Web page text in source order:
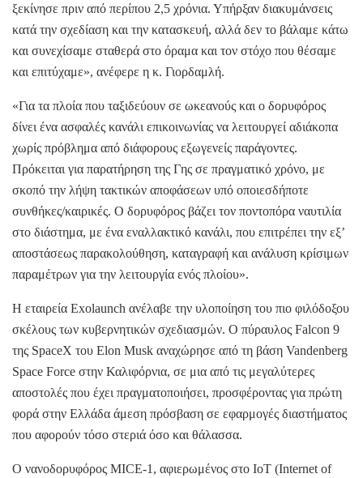
ξεκίνησε πριν από περίπου 2,5 χρόνια. Υπήρξαν διακυμάνσεις
κατά την σχεδίαση και την κατασκευή, αλλά δεν το βάλαμε κάτω
και συνεχίσαμε σταθερά στο όραμα και τον στόχο που θέσαμε
και επιτύχαμε», ανέφερε η κ. Γιορδαμλή.
«Για τα πλοία που ταξιδεύουν σε ωκεανούς και ο δορυφόρος
δίνει ένα ασφαλές κανάλι επικοινωνίας να λειτουργεί αδιάκοπα
χωρίς πρόβλημα από διάφορους εξωγενείς παράγοντες.
Πρόκειται για παρατήρηση της Γης σε πραγματικό χρόνο, με
σκοπό την λήψη τακτικών αποφάσεων υπό οποιεσδήποτε
συνθήκες/καιρικές. Ο δορυφόρος βάζει τον ποντοπόρα ναυτιλία
στο διάστημα, με ένα εναλλακτικό κανάλι, που επιτρέπει την εξ’
αποστάσεως παρακολούθηση, καταγραφή και ανάλυση κρίσιμων
παραμέτρων για την λειτουργία ενός πλοίου».
Η εταιρεία Exolaunch ανέλαβε την υλοποίηση του πιο φιλόδοξου
σκέλους των κυβερνητικών σχεδιασμών. Ο πύραυλος Falcon 9
της SpaceX του Elon Musk αναχώρησε από τη βάση Vandenberg
Space Force στην Καλιφόρνια, σε μια από τις μεγαλύτερες
αποστολές που έχει πραγματοποιήσει, προσφέροντας για πρώτη
φορά στην Ελλάδα άμεση πρόσβαση σε εφαρμογές διαστήματος
που αφορούν τόσο στεριά όσο και θάλασσα.
Ο νανοδορυφόρος MICE-1, αφιερωμένος στο ΙοΤ (Internet of